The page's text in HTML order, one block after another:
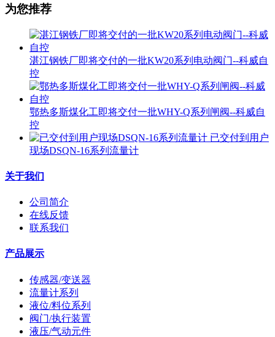
为您推荐
湛江钢铁厂即将交付的一批KW20系列电动阀门--科威自
控
鄂热多斯煤化工即将交付一批WHY-Q系列闸阀--科威自
控
已交付到用户
现场DSQN-16系列流量计
关于我们
公司简介
在线反馈
联系我们
产品展示
传感器/变送器
流量计系列
液位/料位系列
阀门/执行装置
液压/气动元件